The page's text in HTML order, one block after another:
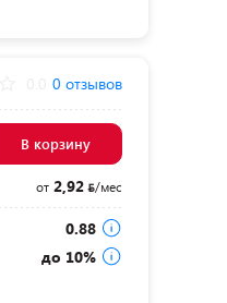
0 отзывов
В корзину
от2,92 /мес
0.88
до 10%